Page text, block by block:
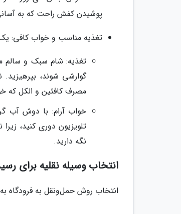
پوشیدن کفش راحت که به
تغذیه مناسب و خواب کافی:
تغذیه: شام سبک و سالم
گوارشی شوند،
مصرف کافئین و الکل که
خواب آرام: با دوش آب
تلویزیون دوری کنید،
نگه دارید.
انتخاب وسیله نقلیه برای
انتخاب روش حمل‌ونقل به فرودگاه